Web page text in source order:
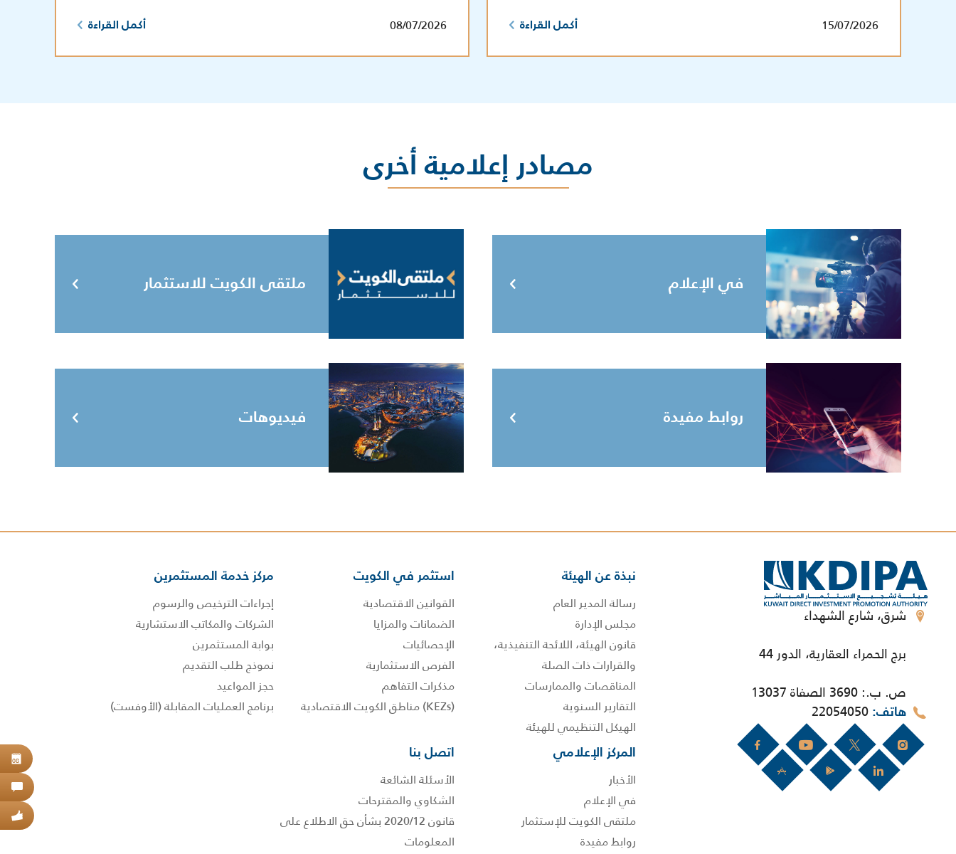
15/07/2026 أكمل القراءة 08/07/2026 أكمل القراءة
مصادر إعلامية أخرى
في الإعلام ملتقى الكويت للاستثمار
روابط مفيدة فيديوهات
شرق، شارع الشهداء
برج الحمراء العقارية، الدور 44
ص. ب.: 3690 الصفاة 13037
هاتف
نبذة عن الهيئة
رسالة المدير العام
مجلس الإدارة
قانون الهيئة، اللائحة التنفيذية،
والقرارات ذات الصلة
المناقصات والممارسات
التقارير السنوية
الهيكل التنظيمي للهيئة
استثمر في الكويت
القوانين الاقتصادية
الضمانات والمزايا
الإحصائيات
الفرص الاستثمارية
مذكرات التفاهم
(KEZs) مناطق الكويت الاقتصادية
مركز خدمة المستثمرين
إجراءات الترخيص والرسوم
الشركات والمكاتب الاستشارية
بوابة المستثمرين
نموذج طلب التقديم
حجز المواعيد
برنامج العمليات المقابلة (الأوفست)
المركز الإعلامي
الأخبار
في الإعلام
ملتقى الكويت للإستثمار
روابط مفيدة
اتصل بنا
الأسئلة الشائعة
الشكاوي والمقترحات
قانون 2020/12 بشأن حق الاطلاع على
المعلومات
08